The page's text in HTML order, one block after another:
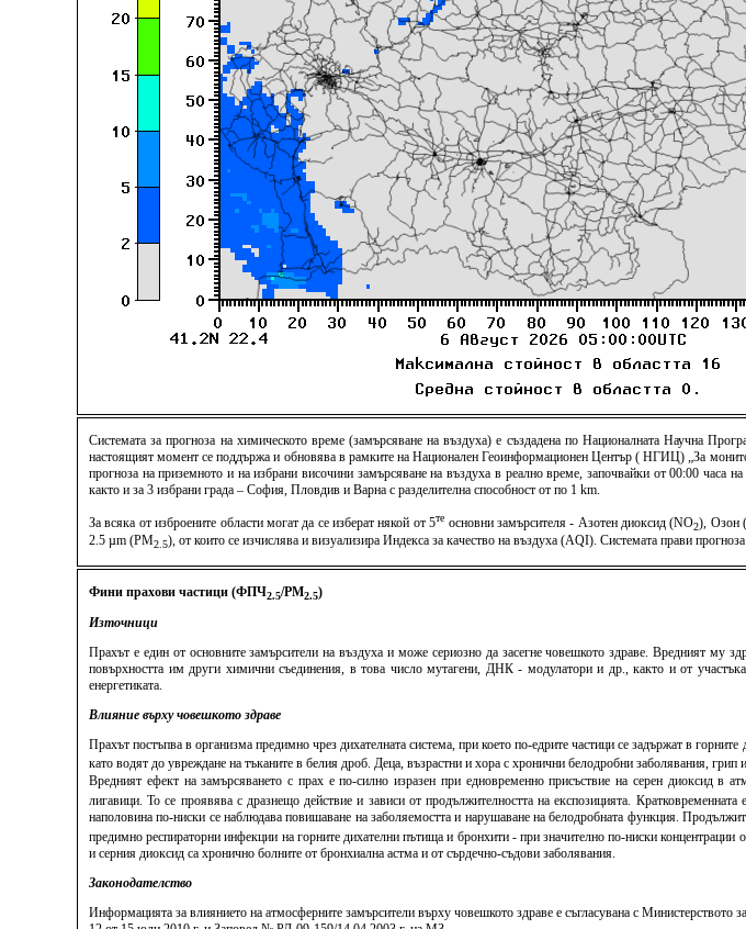
Системата за прогноза на химическото време (замърсяване на въздуха) е създадена по Националната Научна
настоящият момент се поддържа и обновява в рамките на Национален Геоинформационен Център ( НГИЦ) „За
прогноза на приземното и на избрани височини замърсяване на въздуха в реално време, започвайки от 00:00
както и за 3 избрани града – София, Пловдив и Варна с разделителна способност от по 1 km.
За всяка от изброените области могат да се изберат някой от 5те основни замърсителя - Азотен диоксид (NO2), Озон
2.5 µm (PM2.5), от които се изчислява и визуализира Индекса за качество на въздуха (AQI). Системата прави
Фини прахови частици (ФПЧ2.5/PM2.5)
Източници
Прахът е един от основните замърсители на въздуха и може сериозно да засегне човешкото здраве. Вредният му
повърхността им други химични съединения, в това число мутагени, ДНК - модулатори и др., както и от
енергетиката.
Влияние върху човешкото здраве
Прахът постъпва в организма предимно чрез дихателната система, при което по-едрите частици се задържат в
като водят до увреждане на тъканите в белия дроб. Деца, възрастни и хора с хронични белодробни заболявания,
Вредният ефект на замърсяването с прах е по-силно изразен при едновременно присъствие на серен диоксид в
лигавици. То се проявява с дразнещо действие и зависи от продължителността на експозицията.
наполовина по-ниски се наблюдава повишаване на заболяемостта и нарушаване на белодробната функция.
предимно респираторни инфекции на горните дихателни пътища и бронхити - при значително по-ниски концентрации
и серния диоксид са хронично болните от бронхиална астма и от сърдечно-съдови заболявания.
Законодателство
Информацията за влиянието на атмосферните замърсители върху човешкото здраве е съгласувана с